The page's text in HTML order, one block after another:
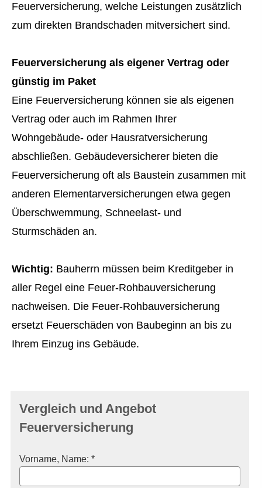
Feuerversicherung, welche Leistungen zusätzlich
zum direkten Brandschaden mitversichert sind.
Feuerversicherung als eigener Vertrag oder
günstig im Paket
Eine Feuerversicherung können sie als eigenen
Vertrag oder auch im Rahmen Ihrer
Wohngebäude- oder Haus­rat­ver­si­che­rung
abschließen. Gebäudeversicherer bieten die
Feuerversicherung oft als Baustein zusammen mit
anderen Elementarversicherungen etwa gegen
Überschwemmung, Schneelast- und
Sturmschäden an.
Wichtig: Bauherrn müssen beim Kreditgeber in
aller Regel eine Feuer-Rohbauversicherung
nachweisen. Die Feuer-Rohbauversicherung
ersetzt Feuerschäden von Baubeginn an bis zu
Ihrem Einzug ins Gebäude.
Vergleich und Angebot
Feuerversicherung
Vorname, Name: *